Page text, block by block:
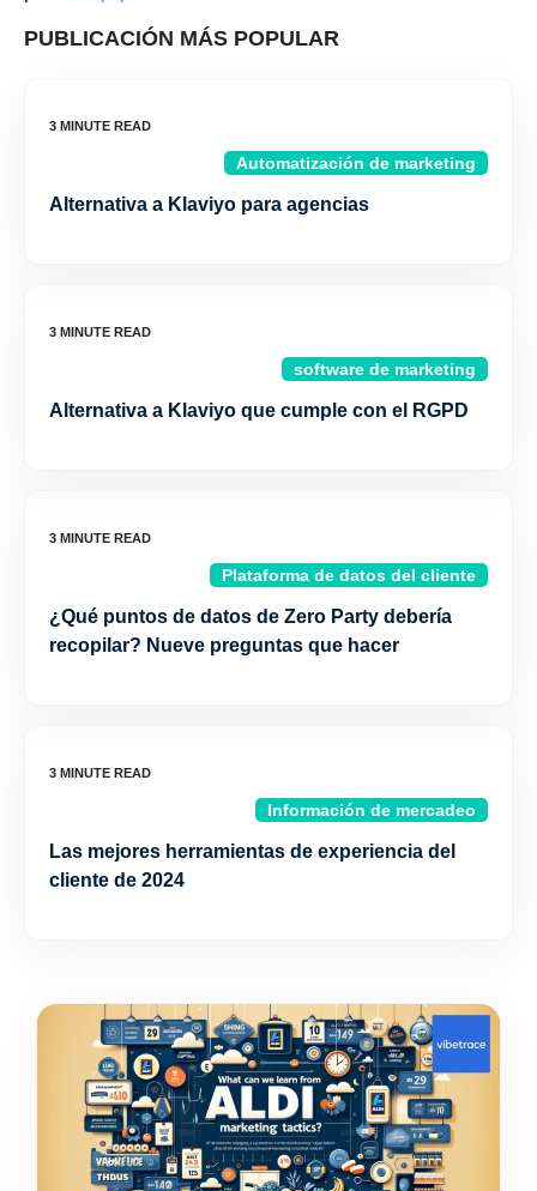
PUBLICACIÓN MÁS POPULAR
Automatización de marketing
Alternativa a Klaviyo para agencias
software de marketing
Alternativa a Klaviyo que cumple con el RGPD
Plataforma de datos del cliente
¿Qué puntos de datos de Zero Party debería
recopilar? Nueve preguntas que hacer
Información de mercadeo
Las mejores herramientas de experiencia del
cliente de 2024